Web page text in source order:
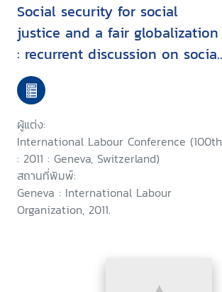
Social security for social
justice and a fair globalization
: recurrent discussion on social
protection (social security)
under the ILO Declaration on
Social Justice for a Fair
Globalization, 2011 : sixth item
on the agenda
ผู้แต่ง:
International Labour Conference (100th
: 2011 : Geneva, Switzerland)
สถานที่พิมพ์:
Geneva : International Labour
Organization, 2011.